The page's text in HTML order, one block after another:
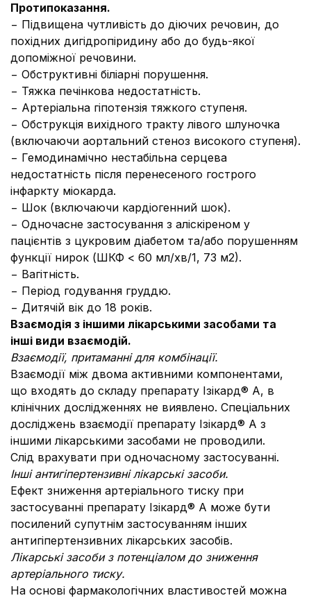
Протипоказання.
− Підвищена чутливість до діючих речовин, до
похідних дигідропіридину або до будь-якої
допоміжної речовини.
− Обструктивні біліарні порушення.
− Тяжка печінкова недостатність.
− Артеріальна гіпотензія тяжкого ступеня.
− Обструкція вихідного тракту лівого шлуночка
(включаючи аортальний стеноз високого ступеня).
− Гемодинамічно нестабільна серцева
недостатність після перенесеного гострого
інфаркту міокарда.
− Шок (включаючи кардіогенний шок).
− Одночасне застосування з аліскіреном у
пацієнтів з цукровим діабетом та/або порушенням
функції нирок (ШКФ < 60 мл/хв/1, 73 м2).
− Вагітність.
− Період годування груддю.
− Дитячій вік до 18 років.
Взаємодія з іншими лікарськими засобами та
інші види взаємодій.
Взаємодії, притаманні для комбінації.
Взаємодії між двома активними компонентами,
що входять до складу препарату Ізікард® А, в
клінічних дослідженнях не виявлено. Спеціальних
досліджень взаємодії препарату Ізікард® А з
іншими лікарськими засобами не проводили.
Слід врахувати при одночасному застосуванні.
Інші антигіпертензивні лікарські засоби.
Ефект зниження артеріального тиску при
застосуванні препарату Ізікард® А може бути
посилений супутнім застосуванням інших
антигіпертензивних лікарських засобів.
Лікарські засоби з потенціалом до зниження
артеріального тиску.
На основі фармакологічних властивостей можна